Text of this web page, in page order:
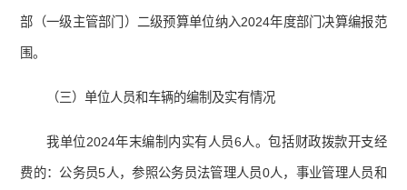
部（一级主管部门）二级预算单位纳入2024年度部门决算编报范
围。
（三）单位人员和车辆的编制及实有情况
我单位2024年末编制内实有人员6人。包括财政拨款开支经
费的：公务员5人，参照公务员法管理人员0人，事业管理人员和